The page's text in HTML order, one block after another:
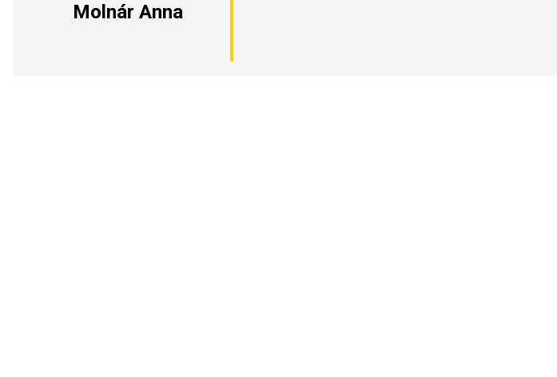
Molnár Anna